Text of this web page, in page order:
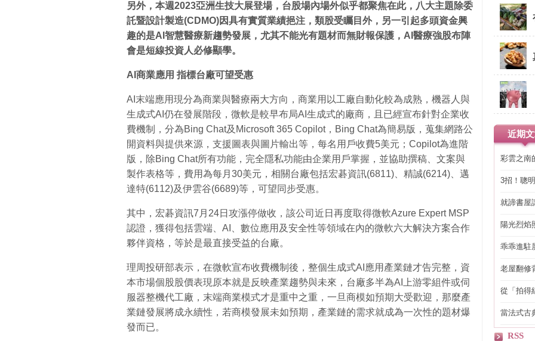
另外，本週2023亞洲生技大展登場，台股場內場外似乎都聚焦在此，八大主題除委
託暨設計製造(CDMO)因具有實質業績挹注，類股受矚目外，另一引起多頭資金興
趣的是AI 智慧醫療新趨勢發展，尤其不能光有題材而無財報保護，AI 醫療強股布陣
會是短線投資人必修顯學。
AI 商業應用 指標台廠可望受惠
AI末端應用現分為商業與醫療兩大方向，商業用以工廠自動化較為成熟，機器人與
生成式AI仍在發展階段，微軟是較早布局AI生成式的廠商，且已經宣布針對企業收
費機制，分為Bing Chat及Microsoft 365 Copilot，Bing Chat為簡易版，蒐集網路公
開資料與提供來源，支援圖表與圖片輸出等，每名用戶收費5美元；Copilot為進階
版，除Bing Chat所有功能，完全隱私功能由企業用戶掌握，並協助撰稿、文案與
製作表格等，費用為每月30美元，相關台廠包括宏碁資訊(6811)、精誠(6214)、邁
達特(6112)及伊雲谷(6689)等，可望同步受惠。
其中，宏碁資訊7月24日攻漲停做收，該公司近日再度取得微軟Azure Expert MSP
認證，獲得包括雲端、AI、數位應用及安全性等領域在內的微軟六大解決方案合作
夥伴資格，等於是最直接受益的台廠。
理周投研部表示，在微軟宣布收費機制後，整個生成式AI應用產業鏈才告完整，資
本市場個股股價表現原本就是反映產業趨勢與未來，台廠多半為AI上游零組件或伺
服器整機代工廠，末端商業模式才是重中之重，一旦商模如預期大受歡迎，那麼產
業鏈發展將成永續性，若商模發展未如預期，產業鏈的需求就成為一次性的題材爆
發而已。
近期
彩雲之南
3招！聰
就諦書屋
陽光烈焰
乖乖進駐
老屋翻修
從「拍得
當法式古
RSS